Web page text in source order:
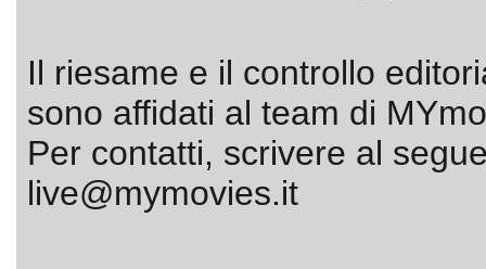
Il riesame e il controllo
sono affidati al team di
Per contatti, scrivere al
live@mymovies.it